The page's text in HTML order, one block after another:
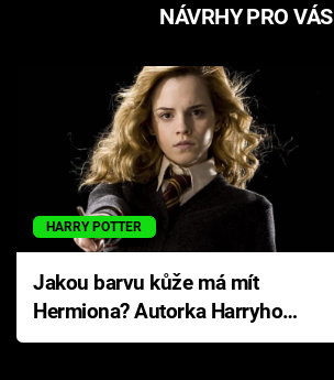
NÁVRHY PRO VÁS
HARRY POTTER
Jakou barvu kůže má mít
Hermiona? Autorka Harryho
Pottera přišla s ráznou